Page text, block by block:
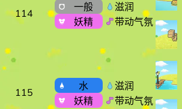
114
一般
妖精
滋润
带动气氛
115
水
妖精
滋润
带动气氛